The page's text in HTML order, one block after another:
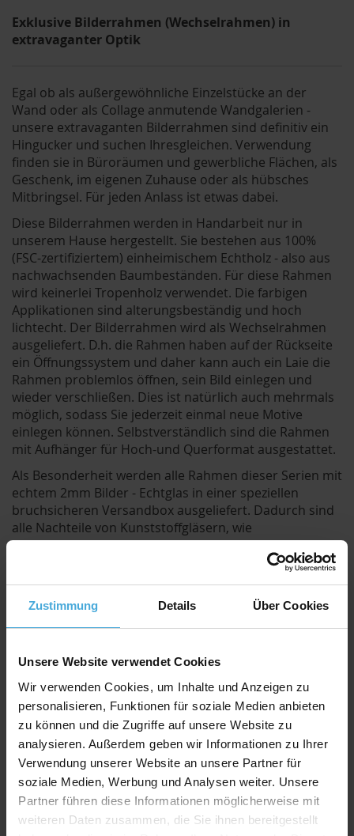
Zustimmung Details Über Cookies
Unsere Website verwendet Cookies
Wir verwenden Cookies, um Inhalte und Anzeigen zu
personalisieren, Funktionen für soziale Medien anbieten
zu können und die Zugriffe auf unsere Website zu
analysieren. Außerdem geben wir Informationen zu Ihrer
Verwendung unserer Website an unsere Partner für
soziale Medien, Werbung und Analysen weiter. Unsere
Partner führen diese Informationen möglicherweise mit
weiteren Daten zusammen, die Sie ihnen bereitgestellt
Exklusive Bilderrahmen (Wechselrahmen) in
extravaganter Optik
Egal ob als außergewöhnliche Einzelstücke an der
Wand oder als Collage anmutende Wandgalerien -
unsere extravaganten Bilderrahmen sind definitiv ein
Hingucker und suchen Ihresgleichen. Verwendung
finden sie in Büroräumen und gewerbliche Flächen, als
Geschenk, im eigenen Zuhause oder als hübsches
Mitbringsel. Für jeden Anlass ist etwas dabei.
Diese Bilderrahmen werden in Handarbeit nur in
unserem Hause hergestellt. Sie bestehen aus 100%
(FSC-zertifiziertem) einheimischem Echtholz - also aus
nachwachsenden Baumbeständen. Für diese Rahmen
wird keinerlei Tropenholz verwendet. Die farbigen
Applikationen sind alterungsbeständig und hoch
lichtecht. Der Bilderrahmen wird als Wechselrahmen
ausgeliefert. D.h. die Rahmen haben auf der Rückseite
ein Öffnungssystem und daher kann auch ein Laie die
Rahmen problemlos öffnen, sein Bild einlegen und
wieder verschließen. Dies ist natürlich auch mehrmals
möglich, sodass Sie jederzeit einmal neue Motive
einlegen können. Selbstverständlich sind die Rahmen
mit Aufhänger für Hoch-und Querformat ausgestattet.
Als Besonderheit werden alle Rahmen dieser Serien mit
echtem 2mm Bilder - Echtglas in einer speziellen
bruchsicheren Versandbox ausgeliefert. Dadurch sind
alle Nachteile von Kunststoffgläsern, wie
elektrostatische Aufladung mit Staubanziehung,
verkratze Scheiben durch Putzen und geringere Brillanz
Durch die eigenen Werkstätten können wir Ihnen
natürlich neben unseren günstigen Standard-Größen
Selbstverständlich auch Einzelstücke - Sie müssen also
Lieferumfang:
Bilderrahmen
Echtglas-Scheibe 2,0mm stark
Holzfaser Rückwand 2,5mm stark
Aufhänger für Hoch- und Querformate